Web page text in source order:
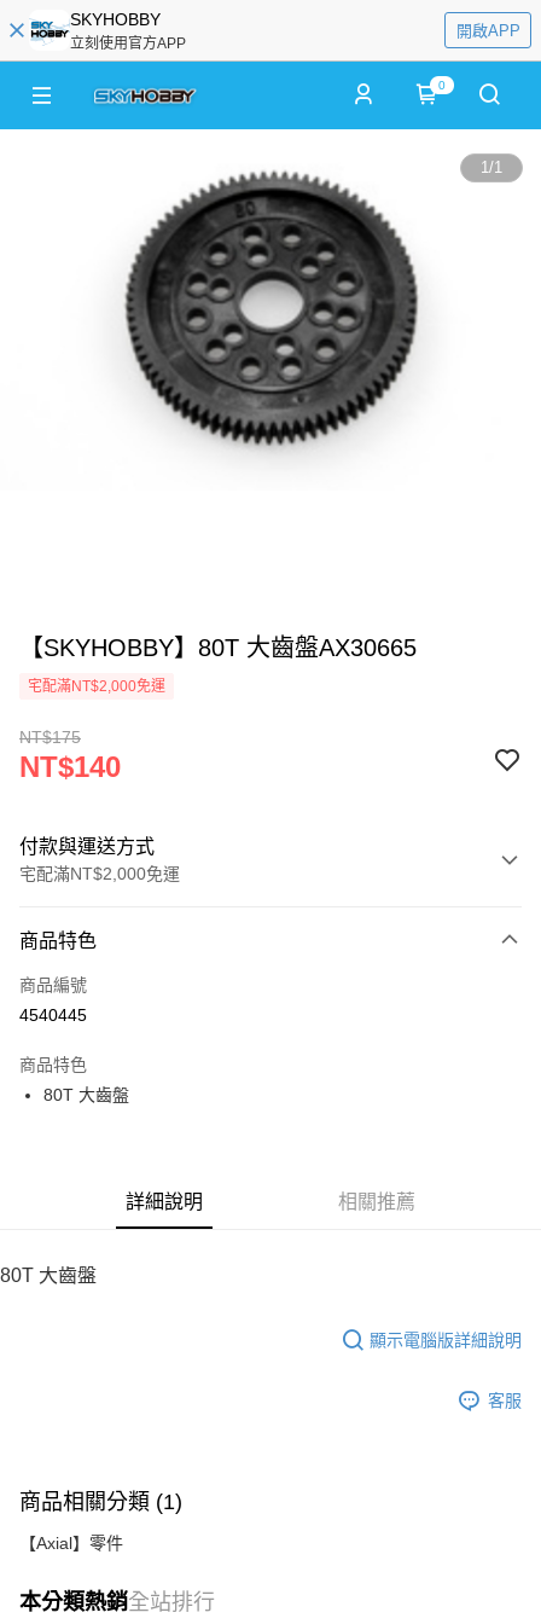
SKYHOBBY
立刻使用官方APP
開啟APP
0
1/1
【SKYHOBBY】80T 大齒盤AX30665
宅配滿NT$2,000免運
NT$175
NT$140
付款與運送方式
宅配滿NT$2,000免運
信用卡一次付款
LINE Pay
街口支付
每筆NT$100，滿NT$2,000(含以上)免運費
商品特色
商品編號
4540445
商品特色
80T 大齒盤
詳細說明 相關推薦
80T 大齒盤
顯示電腦版詳細說明
客服
商品相關分類 (1)
【Axial】零件
本分類熱銷全站排行